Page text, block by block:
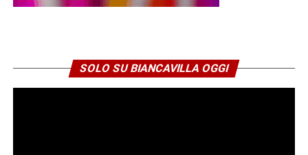
SOLO SU BIANCAVILLA OGGI